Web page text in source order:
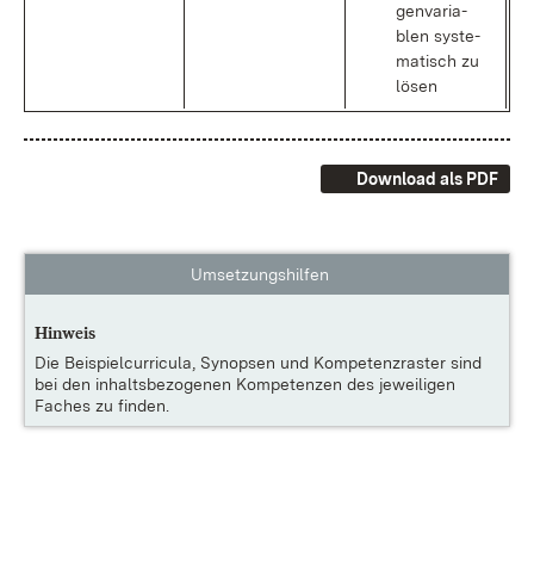
gen­va­ria­
blen sys­te­
ma­tisch zu
lö­sen
Download als PDF
Umsetzungshilfen
Hinweis
Die Beispielcurricula, Synopsen und Kompetenzraster sind
bei den inhaltsbezogenen Kompetenzen des jeweiligen
Faches zu finden.